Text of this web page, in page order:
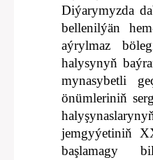
Diýarymyzda
bellenilýän
aýrylmaz
halysynyň
mynasybetli
önümleriniň
jemgyýetiniň
başlamagy